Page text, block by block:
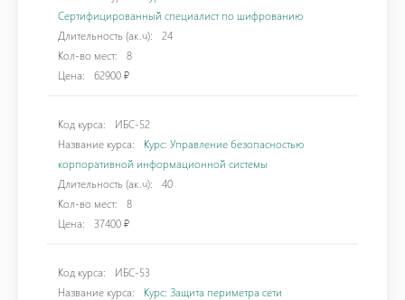
Сертифицированный специалист по шифрованию
Длительность (ак.ч):
24
Кол-во мест:
8
Цена:
62900 ₽
Код курса:
ИБС-52
Название курса:
Курс: Управление безопасностью
корпоративной информационной системы
Длительность (ак.ч):
40
Кол-во мест:
8
Цена:
37400 ₽
Код курса:
ИБС-53
Название курса:
Курс: Защита периметра сети